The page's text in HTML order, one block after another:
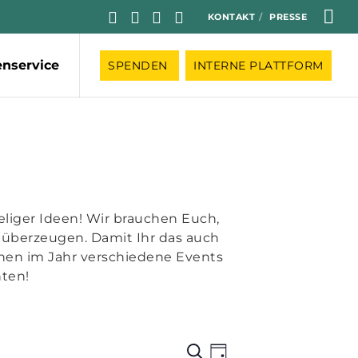
KONTAKT PRESSE
SPENDEN INTERNE PLATTFORM
Ideen! Wir brauchen Euch,
Damit Ihr das auch
im Jahr verschiedene Events